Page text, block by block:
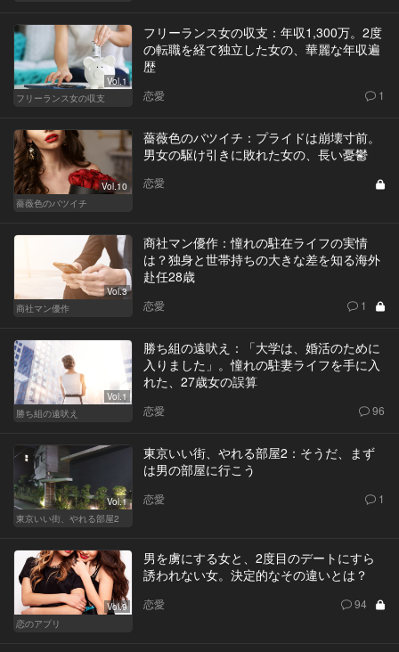
Vol.1
フリーランス女の収支
フリーランス女の収支：年収1,300万。2度
の転職を経て独立した女の、華麗な年収遍
歴
恋愛 1
Vol.10
薔薇色のバツイチ
薔薇色のバツイチ：プライドは崩壊寸前。
男女の駆け引きに敗れた女の、長い憂鬱
恋愛
Vol.3
商社マン優作
商社マン優作：憧れの駐在ライフの実情
は？独身と世帯持ちの大きな差を知る海外
赴任28歳
恋愛 1
Vol.1
勝ち組の遠吠え
勝ち組の遠吠え：「大学は、婚活のために
入りました」。憧れの駐妻ライフを手に入
れた、27歳女の誤算
恋愛 96
Vol.1
東京いい街、やれる部屋2
東京いい街、やれる部屋2：そうだ、まず
は男の部屋に行こう
恋愛 1
Vol.9
恋のアプリ
男を虜にする女と、2度目のデートにすら
誘われない女。決定的なその違いとは？
恋愛 94